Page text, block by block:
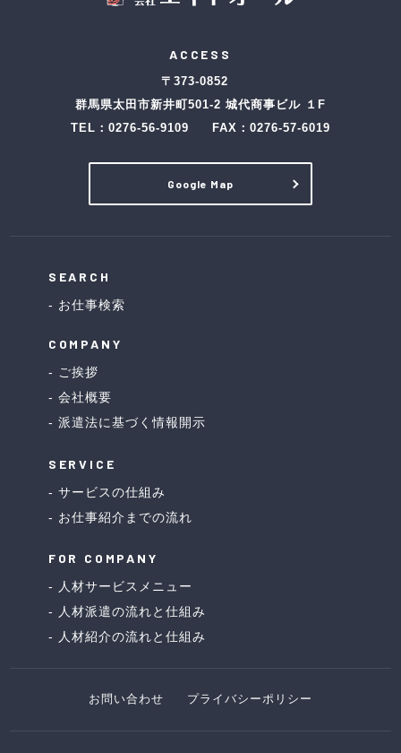
ACCESS
〒373-0852
群馬県太田市新井町501-2 城代商事ビル １F
TEL： 0276-56-9109 FAX：0276-57-6019
Google Map
SEARCH
お仕事検索
COMPANY
ご挨拶
会社概要
派遣法に基づく情報開示
SERVICE
サービスの仕組み
お仕事紹介までの流れ
FOR COMPANY
人材サービスメニュー
人材派遣の流れと仕組み
人材紹介の流れと仕組み
お問い合わせ プライバシーポリシー